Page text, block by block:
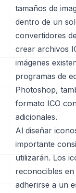
tamaños de
dentro de un
convertidores
crear archivos
imágenes
programas de
Photoshop,
formato ICO
adicionales.
Al diseñar
importante
utilizarán. Los
reconocibles
adherirse a un